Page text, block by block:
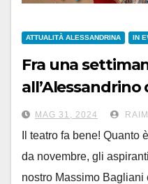
ATTUALITÀ ALESSANDRINA IN
Fra una
all’Alessandrino
recitazione
‘Bagliani/
MAG 31, 2024
Il teatro fa bene!
da novembre, gli
nostro Massimo